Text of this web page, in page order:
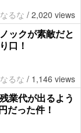
るな / 2,020 views
ックが素敵だと
口！
るな / 1,146 views
業代が出るよう
だった件！